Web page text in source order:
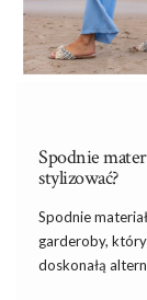
Spodnie
stylizować?
Spodnie
garderoby,
doskonałą